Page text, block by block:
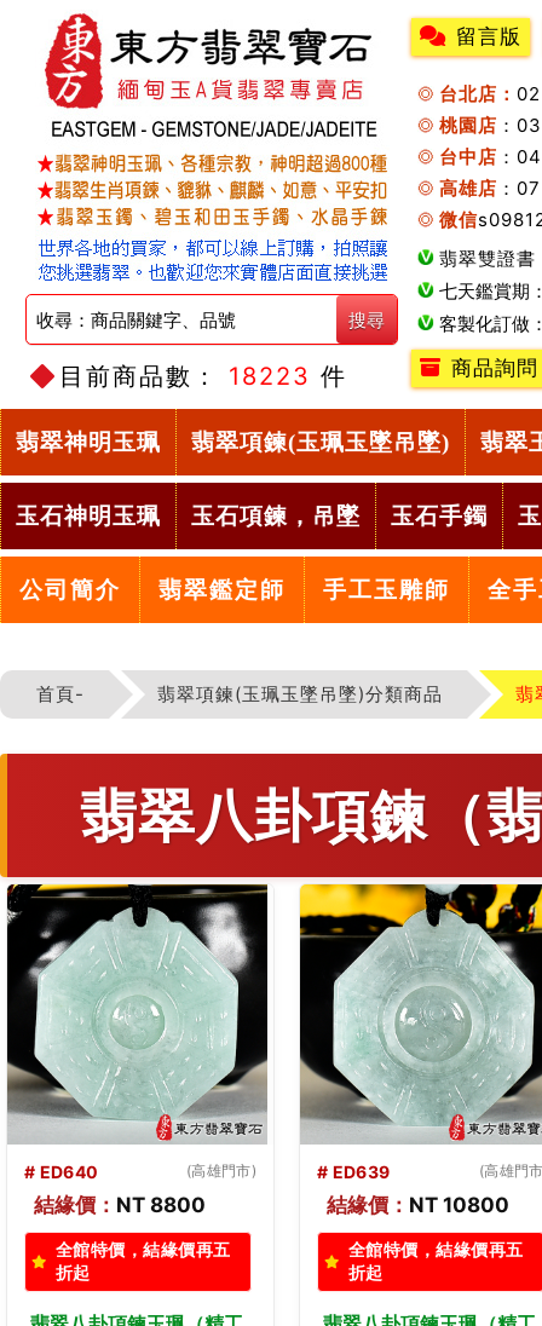
目前商品數： 18223 件
留言版
台北店：
桃園店 ：
台中店 ：
高雄店 ：
微信
翡翠雙證書
七天鑑賞期
客製化訂做
商品詢問
翡翠神明玉珮 翡翠項鍊(玉珮玉墜吊墜) 翡翠
玉石神明玉珮 玉石項鍊，吊墜 玉石手鐲
公司簡介 翡翠鑑定師 手工玉雕師 全
首頁- 翡翠項鍊(玉珮玉墜吊墜)分類商品 翡
翡翠八卦項鍊（
# ED638 (高雄門市)
結緣價： NT 8800
全館特價，結緣價再五
折起
# ED637 (高雄門
結緣價： NT 10800
全館特價，結緣價再五
折起